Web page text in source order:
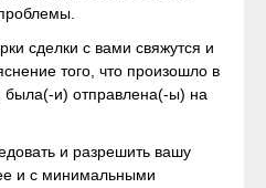
сделки с вами свяжутся и
того, что произошло в
была(-и) отправлена(-ы) на
и разрешить вашу
и с минимальными